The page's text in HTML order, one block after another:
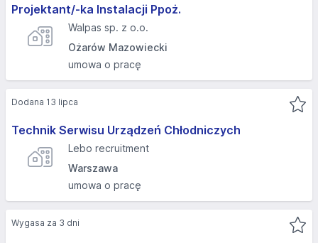
Projektant/-ka Instalacji Ppoż.
Walpas sp. z o.o.
Ożarów Mazowiecki
umowa o pracę
Technik Serwisu Urządzeń Chłodniczych
Lebo recruitment
Warszawa
umowa o pracę
Dodana 13 lipca
Wygasa za 3 dni